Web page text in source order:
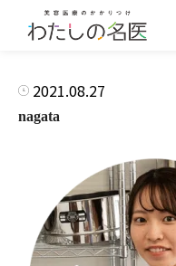
2021.08.27
nagata